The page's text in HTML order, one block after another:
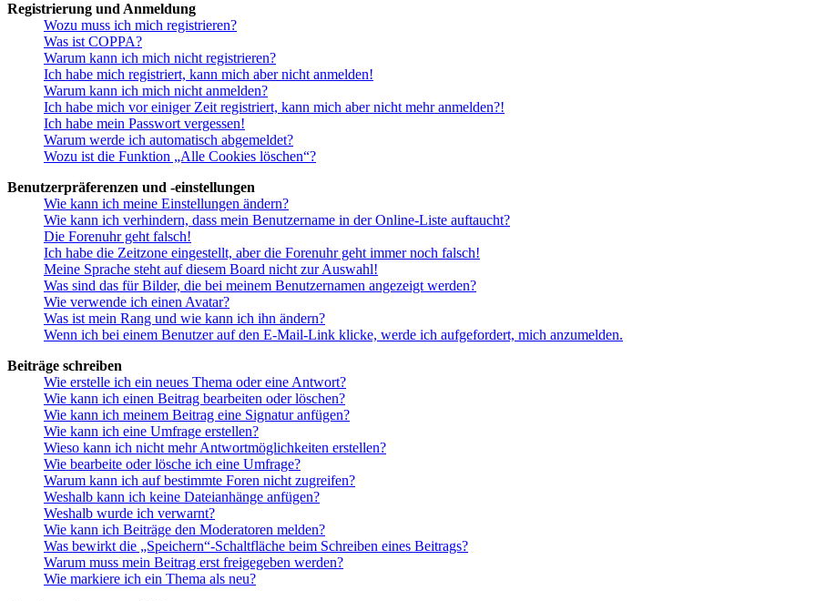
Registrierung und Anmeldung
Wozu muss ich mich registrieren?
Was ist COPPA?
Warum kann ich mich nicht registrieren?
Ich habe mich registriert, kann mich aber nicht anmelden!
Warum kann ich mich nicht anmelden?
Ich habe mich vor einiger Zeit registriert, kann mich aber nicht mehr anmelden?!
Ich habe mein Passwort vergessen!
Warum werde ich automatisch abgemeldet?
Wozu ist die Funktion „Alle Cookies löschen“?
Benutzerpräferenzen und -einstellungen
Wie kann ich meine Einstellungen ändern?
Wie kann ich verhindern, dass mein Benutzername in der Online-Liste auftaucht?
Die Forenuhr geht falsch!
Ich habe die Zeitzone eingestellt, aber die Forenuhr geht immer noch falsch!
Meine Sprache steht auf diesem Board nicht zur Auswahl!
Was sind das für Bilder, die bei meinem Benutzernamen angezeigt werden?
Wie verwende ich einen Avatar?
Was ist mein Rang und wie kann ich ihn ändern?
Wenn ich bei einem Benutzer auf den E-Mail-Link klicke, werde ich aufgefordert, mich anzumelden.
Beiträge schreiben
Wie erstelle ich ein neues Thema oder eine Antwort?
Wie kann ich einen Beitrag bearbeiten oder löschen?
Wie kann ich meinem Beitrag eine Signatur anfügen?
Wie kann ich eine Umfrage erstellen?
Wieso kann ich nicht mehr Antwortmöglichkeiten erstellen?
Wie bearbeite oder lösche ich eine Umfrage?
Warum kann ich auf bestimmte Foren nicht zugreifen?
Weshalb kann ich keine Dateianhänge anfügen?
Weshalb wurde ich verwarnt?
Wie kann ich Beiträge den Moderatoren melden?
Was bewirkt die „Speichern“-Schaltfläche beim Schreiben eines Beitrags?
Warum muss mein Beitrag erst freigegeben werden?
Wie markiere ich ein Thema als neu?